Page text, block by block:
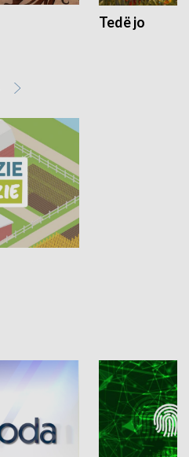
Tedë jo